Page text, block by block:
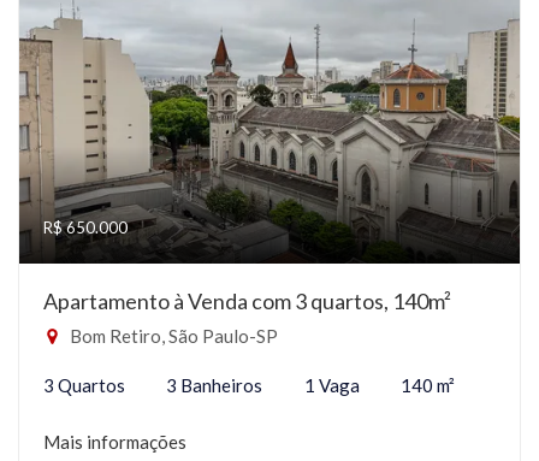
R$ 650.000
Apartamento à Venda com 3 quartos, 140m²
Bom Retiro, São Paulo-SP
3 Quartos 3 Banheiros 1 Vaga 140 m²
Mais informações